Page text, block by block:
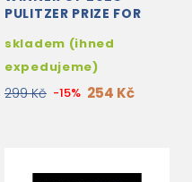
PULITZER PRIZE FOR
skladem (ihned
expedujeme)
299 Kč -15% 254 Kč